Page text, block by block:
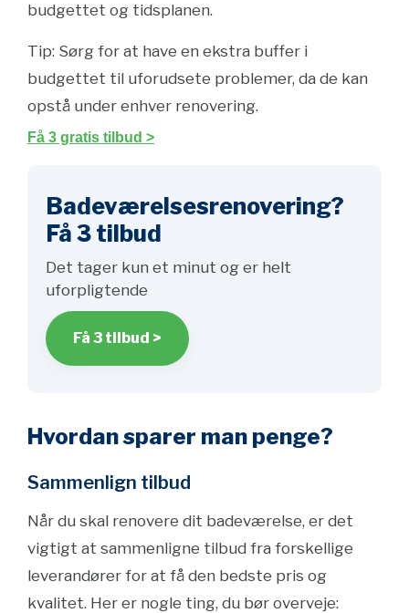
budgettet og tidsplanen.
Tip: Sørg for at have en ekstra buffer i
budgettet til uforudsete problemer, da de kan
opstå under enhver renovering.
Få 3 gratis tilbud >
Badeværelsesrenovering?
Få 3 tilbud
Det tager kun et minut og er helt
uforpligtende
Få 3 tilbud >
Hvordan sparer man penge?
Sammenlign tilbud
Når du skal renovere dit badeværelse, er det
vigtigt at sammenligne tilbud fra forskellige
leverandører for at få den bedste pris og
kvalitet. Her er nogle ting, du bør overveje: